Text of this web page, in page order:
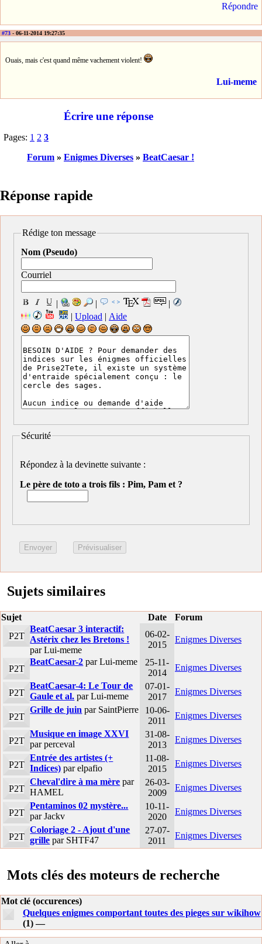
Répondre
#73 - 06-11-2014 19:27:35
Ouais, mais c'est quand même vachement violent!
Lui-meme
Écrire une réponse
Pages: 1 2 3
Forum » Enigmes Diverses » BeatCaesar !
Réponse rapide
Rédige ton message
Nom (Pseudo)
Courriel
| |
|
| Upload | Aide
Sécurité
Répondez à la devinette suivante :
Le père de toto a trois fils : Pim, Pam et ?
Sujets similaires
Sujet Date
Forum
P2T
BeatCaesar 3 interactif:
Astérix chez les Bretons !
par Lui-meme
06-02-
2015
Enigmes Diverses
P2T
BeatCaesar-2 par Lui-meme
25-11-
2014
Enigmes Diverses
P2T
BeatCaesar-4: Le Tour de
Gaule et al. par Lui-meme
07-01-
2017
Enigmes Diverses
P2T
Grille de juin par SaintPierre
10-06-
2011
Enigmes Diverses
P2T
Musique en image XXVI
par perceval
31-08-
2013
Enigmes Diverses
P2T
Entrée des artistes (+
Indices) par elpafio
11-08-
2015
Enigmes Diverses
P2T
Cheval'dire à ma mère par
HAMEL
26-03-
2009
Enigmes Diverses
P2T
Pentaminos 02 mystère...
par Jackv
10-11-
2020
Enigmes Diverses
P2T
Coloriage 2 - Ajout d'une
grille par SHTF47
27-07-
2011
Enigmes Diverses
Mots clés des moteurs de recherche
Mot clé (occurences)
Quelques enigmes comportant toutes des pieges sur wikihow
(1) —